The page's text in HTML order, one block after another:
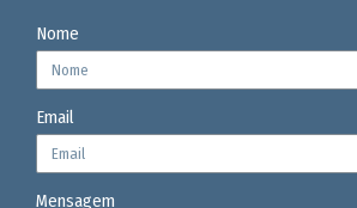
Nome
Email
Mensagem